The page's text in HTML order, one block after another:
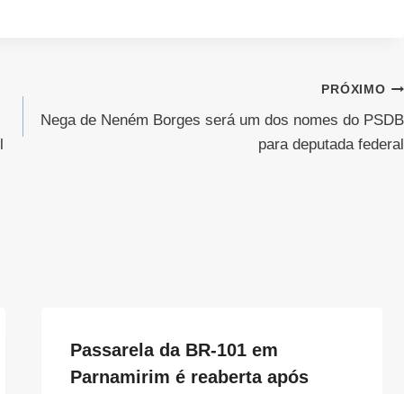
PRÓXIMO
Nega de Neném Borges será um dos nomes do PSDB
para deputada federal
Passarela da BR-101 em
Parnamirim é reaberta após